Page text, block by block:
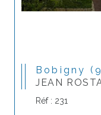
Bobigny
JEAN
Réf : 231